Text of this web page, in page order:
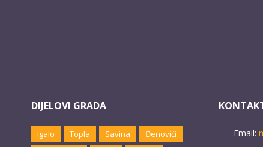
DIJELOVI GRADA
Igalo Topla Savina
Đenovići
Email: